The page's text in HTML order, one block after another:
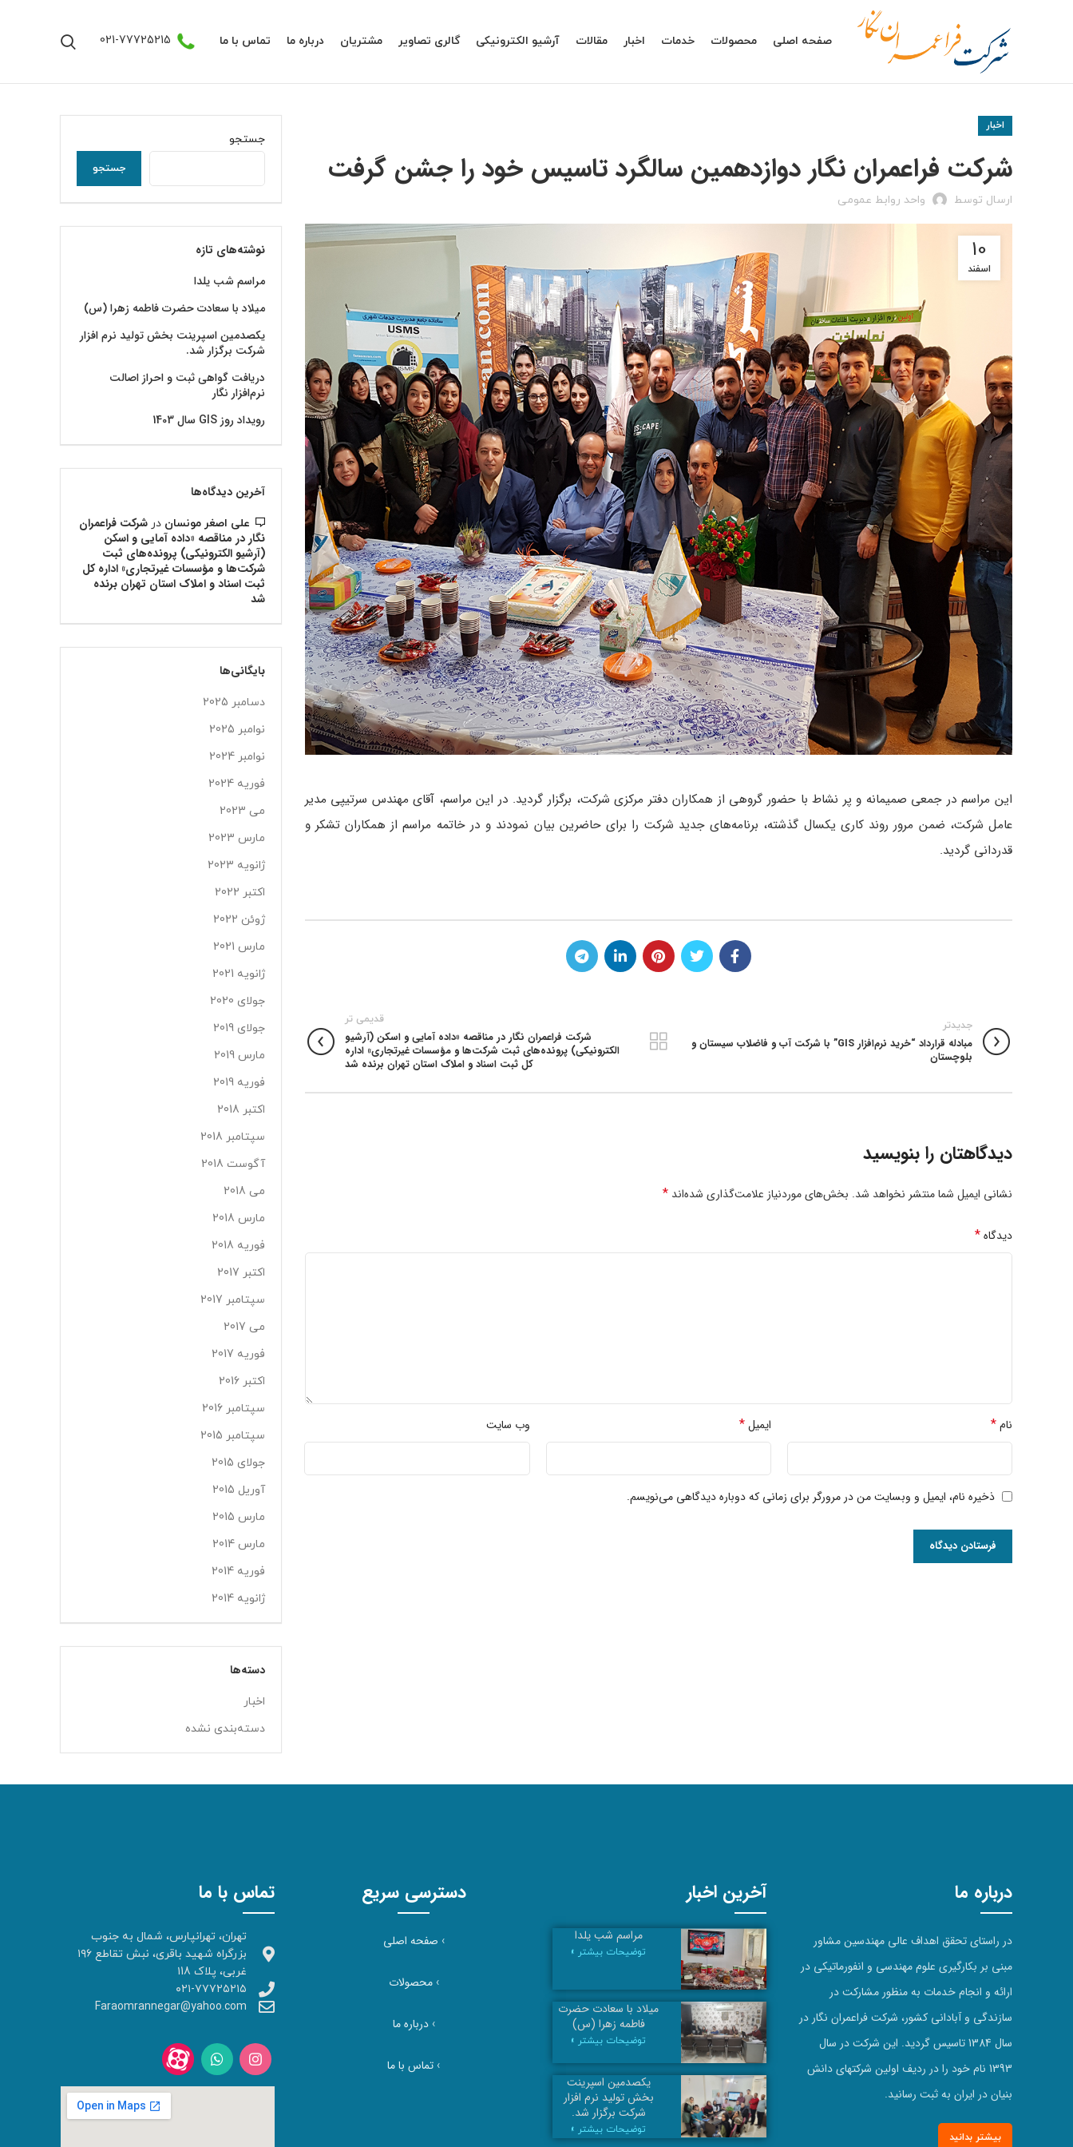
صفحه اصلی محصولات خدمات اخبار مقالات آرشیو الکترونیکی گالری تصاویر مشتریان درباره ما تماس با ما 021-77725215
اخبار
شرکت فراعمران نگار دوازدهمين سالگرد تاسیس خود را جشن گرفت
ارسال توسط واحد روابط عمومی
10
اسفند
اين مراسم در جمعی صمیمانه و پر نشاط با حضور گروهی از همکاران دفتر مرکزی شرکت، برگزار گردید. در این مراسم، آقای مهندس سرتيپي مدیر
عامل شرکت، ضمن مرور روند کاری یکسال گذشته، برنامه‌هاي جدید شرکت را برای حاضرین بیان نمودند و در خاتمه مراسم از همکاران تشکر و
قدردانی گردید.
جدیدتر
مبادله قرارداد “خريد نرم‌افزار GIS” با شركت آب و فاضلاب سيستان و
بلوچستان
قدیمی تر
شرکت فراعمران نگار در مناقصه «داده آمايي و اسكن (آرشيو
الكترونيكي) پرونده‌هاي ثبت شركت‌ها و مؤسسات غيرتجاري» اداره
كل ثبت اسناد و املاك استان تهران برنده شد
دیدگاهتان را بنویسید
نشانی ایمیل شما منتشر نخواهد شد. بخش‌های موردنیاز علامت‌گذاری شده‌اند *
دیدگاه*
نام* ایمیل* وب‌ سایت
ذخیره نام، ایمیل و وبسایت من در مرورگر برای زمانی که دوباره دیدگاهی می‌نویسم.
جستجو
جستجو
نوشته‌های تازه
مراسم شب یلدا
میلاد با سعادت حضرت فاطمه زهرا (س)
یکصدمین اسپرینت بخش تولید نرم افزار
شرکت برگزار شد.
دریافت گواهی ثبت و احراز اصالت
نرم‌افزار نگار
رویداد روز GIS سال 1403
آخرین دیدگاه‌ها
علی اصغر مونسان درشرکت فراعمران
نگار در مناقصه «داده آمايي و اسكن
(آرشيو الكترونيكي) پرونده‌هاي ثبت
شركت‌ها و مؤسسات غيرتجاري» اداره كل
ثبت اسناد و املاك استان تهران برنده
شد
بایگانی‌ها
دسامبر 2025
نوامبر 2025
نوامبر 2024
فوریه 2024
می 2023
مارس 2023
ژانویه 2023
اکتبر 2022
ژوئن 2022
مارس 2021
ژانویه 2021
جولای 2020
جولای 2019
مارس 2019
فوریه 2019
اکتبر 2018
سپتامبر 2018
آگوست 2018
می 2018
مارس 2018
فوریه 2018
اکتبر 2017
سپتامبر 2017
می 2017
فوریه 2017
اکتبر 2016
سپتامبر 2016
سپتامبر 2015
جولای 2015
آوریل 2015
مارس 2015
مارس 2014
فوریه 2014
ژانویه 2014
دسته‌ها
اخبار
دسته‌بندی نشده
درباره ما
در راستای تحقق اهداف عالی مهندسین مشاور
مبنی بر بکارگیری علوم مهندسی و انفورماتیکی در
ارائه و انجام خدمات به منظور مشارکت در
سازندگی و آبادانی کشور، شرکت فراعمران نگار در
سال 1384 تاسیس گردید. این شرکت در سال
1393 نام خود را در ردیف اولین شرکتهای دانش
بنیان در ایران به ثبت رسانید.
بیشتر بدانید
آخرین اخبار
مراسم شب یلدا
توضیحات بیشتر »
میلاد با سعادت حضرت
فاطمه زهرا (س)
توضیحات بیشتر »
یکصدمین اسپرینت
بخش تولید نرم افزار
شرکت برگزار شد.
توضیحات بیشتر »
دسترسی سریع
› صفحه اصلی
›محصولات
›درباره ما
› تماس با ما
تماس با ما
تهران، تهرانپارس، شمال به جنوب
بزرگراه شهید باقری، نبش تقاطع ۱۹۶
غربی، پلاک ۱18
۰۲۱-۷۷۷۲۵۲۱۵
Faraomrannegar@yahoo.com